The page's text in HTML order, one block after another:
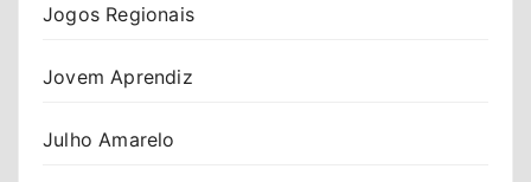
Jogos Regionais
Jovem Aprendiz
Julho Amarelo